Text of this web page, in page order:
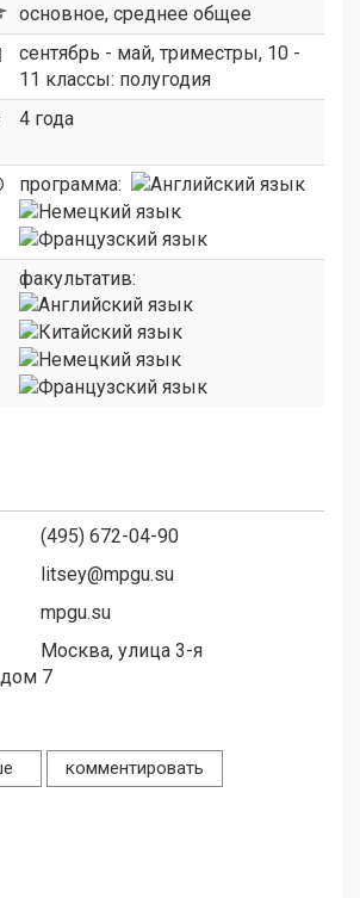
основное, среднее общее
сентябрь - май, триместры, 10 -
11 классы: полугодия
4 года
программа:
факультатив:
(495) 672-04-90
litsey@mpgu.su
mpgu.su
Москва, улица 3-я
7
комментировать